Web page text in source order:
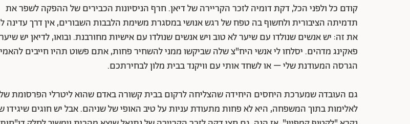
קודם כל ולפני הכל, דקת דומיה לזכר הקריירה של דיאן. חרף הניסיונות הכבירים של ההפקה לשפר את
תדמיתה הציבורית ולחשוף בה טפח של רגש אנושי במסגרת משימת הלבבות השבורים, אין דרך עדינה
את זה: יש אנשים שנולדו עם שיער לא טוב ויש אנשים שנולדו עם אישיות מחורבנת. ובואו, לדיאן יש שיער
פאקינג מדהים. יסלחו לי אנשי היח"צ שלה שביקשו ממני להשחיר פחות, אתם פשוט תהיו חייבים
הגרסה המעודנת שלי – או לשחד אותי עם וויקנד בבית מלון לבחירתכם.
גם העובדה שמערכת היחסים היחידה שהצליחה לרקום בבית קשורה באדם שהוא ליטרלי הפרסומת של
לאלימות בתוך המשפחה, היא לא פחות מתעודת עניות על טיב האופי של שניהם. אבל יש חוגים שיגידו